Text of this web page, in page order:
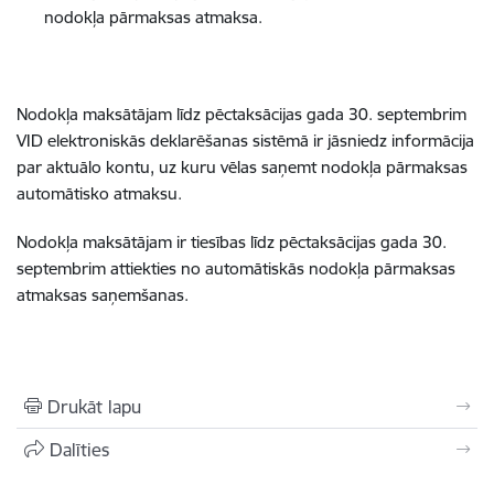
nodokļa pārmaksas atmaksa.
Nodokļa maksātājam līdz pēctaksācijas gada 30. septembrim
VID elektroniskās deklarēšanas sistēmā ir jāsniedz informācija
par aktuālo kontu, uz kuru vēlas saņemt nodokļa pārmaksas
automātisko atmaksu.
Nodokļa maksātājam ir tiesības līdz pēctaksācijas gada 30.
septembrim attiekties no automātiskās nodokļa pārmaksas
atmaksas saņemšanas.
Drukāt lapu
Dalīties